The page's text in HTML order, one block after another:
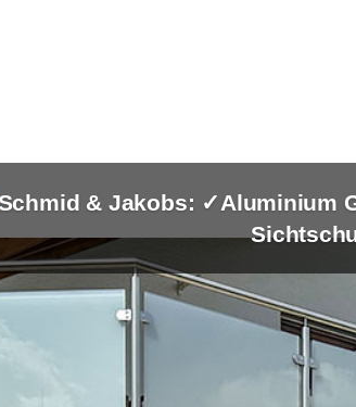
& Jakobs: ✓Aluminium